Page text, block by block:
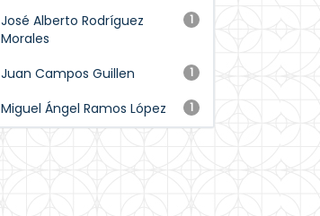
1
José Alberto Rodríguez
Morales
1
Juan Campos Guillen
1
Miguel Ángel Ramos López